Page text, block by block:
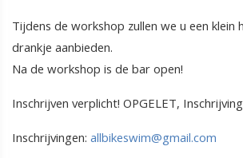
Tijdens de workshop zullen we u een klein
drankje aanbieden.
Na de workshop is de bar open!
Inschrijven verplicht! OPGELET,
Inschrijvingen: allbikeswim@gmail.com